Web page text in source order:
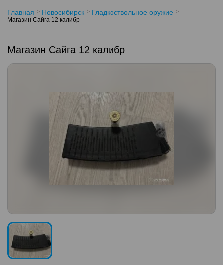
Главная Новосибирск Гладкоствольное оружие
Магазин Сайга 12 калибр
Магазин Сайга 12 калибр